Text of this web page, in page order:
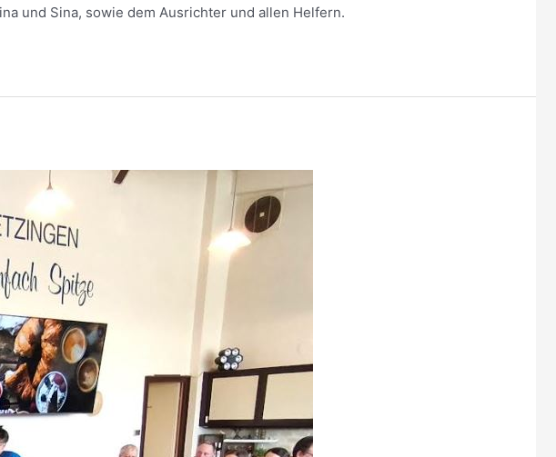
und Sina, sowie dem Ausrichter und allen Helfern.